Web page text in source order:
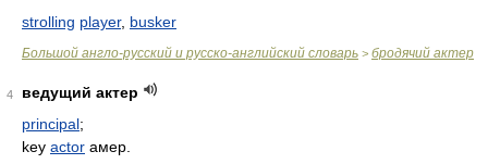
strolling player, busker
Большой англо-русский и русско-английский словарь > бродячий актер
4
ведущий актер
principal;
key actor амер.